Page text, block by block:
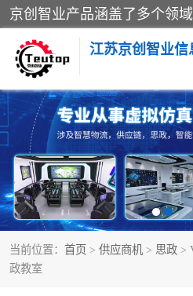
江苏京创智业信
当前位置： 首页 > 供应商机 > 思政 >
政教室
VR物流实训
生产系统仿真
供应链管理
智慧零售实训